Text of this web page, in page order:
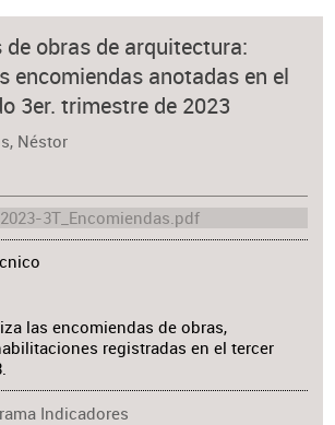
de obras de arquitectura:
encomiendas anotadas en el
3er. trimestre de 2023
Néstor
las encomiendas de obras,
registradas en el tercer
Indicadores